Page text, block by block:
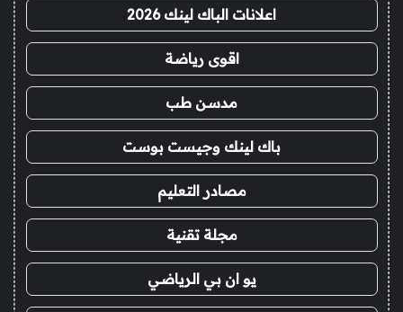
اعلانات الباك لينك 2026
اقوى رياضة
مدسن طب
باك لينك وجيست بوست
مصادر التعليم
مجلة تقنية
يو ان بي الرياضي